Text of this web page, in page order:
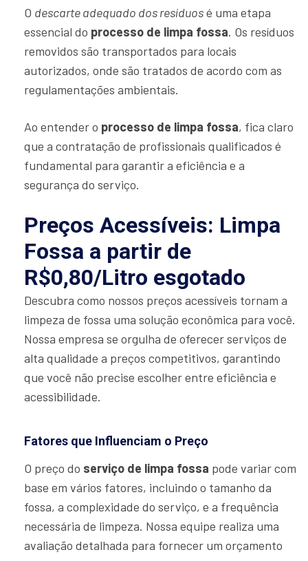
O descarte adequado dos resíduosé uma etapa
essencial do processo de limpa fossa. Os resíduos
removidos são transportados para locais
autorizados, onde são tratados de acordo com as
regulamentações ambientais.
Ao entender o processo de limpa fossa, fica claro
que a contratação de profissionais qualificados é
fundamental para garantir a eficiência e a
segurança do serviço.
Preços Acessíveis: Limpa
Fossa a partir de
R$0,80/Litro esgotado
Descubra como nossos preços acessíveis tornam a
limpeza de fossa uma solução econômica para você.
Nossa empresa se orgulha de oferecer serviços de
alta qualidade a preços competitivos, garantindo
que você não precise escolher entre eficiência e
acessibilidade.
Fatores que Influenciam o Preço
O preço do serviço de limpa fossa pode variar com
base em vários fatores, incluindo o tamanho da
fossa, a complexidade do serviço, e a frequência
necessária de limpeza. Nossa equipe realiza uma
avaliação detalhada para fornecer um orçamento